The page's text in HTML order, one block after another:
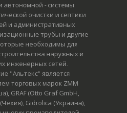
автономной - системы
очистки и септики
и административных
трубы и другие
необходимы для
наружных и
инженерных сетей.
"Альтекс" является
торговых марок ZMM
GRAF (Otto Graf GmbH,
Gidrolica (Украина),